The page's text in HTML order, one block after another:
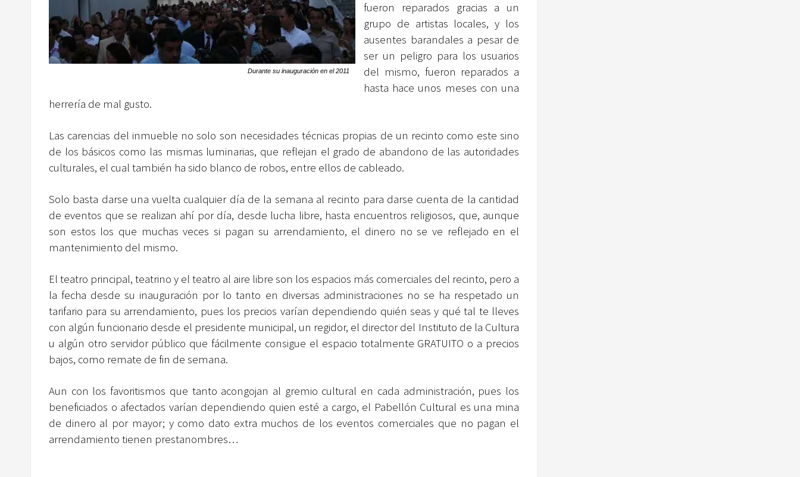
Durante su inauguración en el 2011
fueron reparados gracias a un
grupo de artistas locales, y los
ausentes barandales a pesar de
ser un peligro para los usuarios
del mismo, fueron reparados a
hasta hace unos meses con una
herrería de mal gusto.
Las carencias del inmueble no solo son necesidades técnicas propias de un recinto como este sino
de los básicos como las mismas luminarias, que reflejan el grado de abandono de las autoridades
culturales, el cual también ha sido blanco de robos, entre ellos de cableado.
Solo basta darse una vuelta cualquier día de la semana al recinto para darse cuenta de la cantidad
de eventos que se realizan ahí por día, desde lucha libre, hasta encuentros religiosos, que, aunque
son estos los que muchas veces si pagan su arrendamiento, el dinero no se ve reflejado en el
mantenimiento del mismo.
El teatro principal, teatrino y el teatro al aire libre son los espacios más comerciales del recinto, pero a
la fecha desde su inauguración por lo tanto en diversas administraciones no se ha respetado un
tarifario para su arrendamiento, pues los precios varían dependiendo quién seas y qué tal te lleves
con algún funcionario desde el presidente municipal, un regidor, el director del Instituto de la Cultura
u algún otro servidor público que fácilmente consigue el espacio totalmente GRATUITO o a precios
bajos, como remate de fin de semana.
Aun con los favoritismos que tanto acongojan al gremio cultural en cada administración, pues los
beneficiados o afectados varían dependiendo quien esté a cargo, el Pabellón Cultural es una mina
de dinero al por mayor; y como dato extra muchos de los eventos comerciales que no pagan el
arrendamiento tienen prestanombres…